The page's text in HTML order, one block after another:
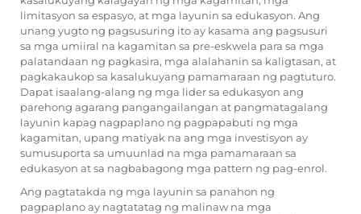
limitasyon sa espasyo, at mga layunin sa edukasyon. Ang
unang yugto ng pagsusuring ito ay kasama ang pagsusuri
sa mga umiiral na kagamitan sa pre-eskwela para sa mga
palatandaan ng pagkasira, mga alalahanin sa kaligtasan, at
pagkakaukop sa kasalukuyang pamamaraan ng pagtuturo.
Dapat isaalang-alang ng mga lider sa edukasyon ang
parehong agarang pangangailangan at pangmatagalang
layunin kapag nagpaplano ng pagpapabuti ng mga
kagamitan, upang matiyak na ang mga investisyon ay
sumusuporta sa umuunlad na mga pamamaraan sa
edukasyon at sa nagbabagong mga pattern ng pag-enrol.
Ang pagtatakda ng mga layunin sa panahon ng
pagpaplano ay nagtatatag ng malinaw na mga